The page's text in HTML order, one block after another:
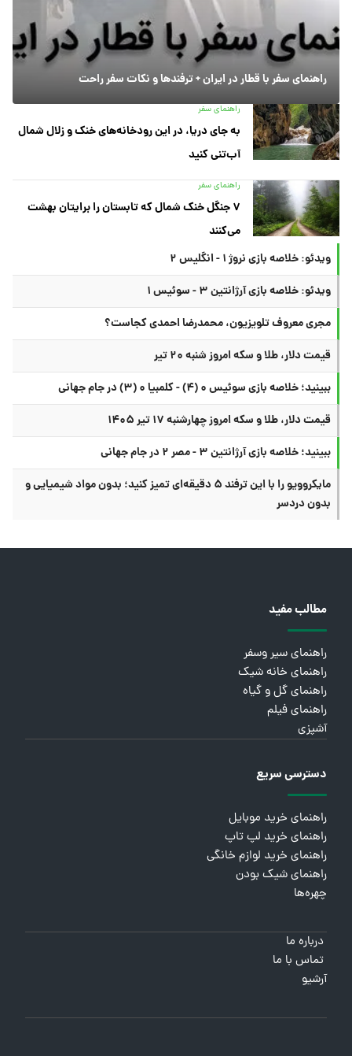
راهنمای سفر با قطار در ایران + ترفندها و نکات سفر راحت
راهنمای سفر
به جای دریا، در این رودخانه‌های خنک و زلال شمال
آب‌تنی کنید
راهنمای سفر
۷ جنگل خنک شمال که تابستان را برایتان بهشت
می‌کنند
ویدئو: خلاصه بازی نروژ ۱ - انگلیس ۲
ویدئو: خلاصه بازی آرژانتین ۳ - سوئیس ۱
مجری معروف تلویزیون، محمدرضا احمدی کجاست؟
قیمت دلار، طلا و سکه امروز شنبه ۲۰ تیر
ببینید؛ خلاصه بازی سوئیس ۰ (۴) - کلمبیا ۰ (۳) در جام جهانی
قیمت دلار، طلا و سکه امروز چهارشنبه ۱۷ تیر ۱۴۰۵
ببینید؛ خلاصه بازی آرژانتین ۳ - مصر ۲ در جام جهانی
مایکروویو را با این ترفند ۵ دقیقه‌ای تمیز کنید؛ بدون مواد شیمیایی و
بدون دردسر
مطالب مفید
راهنمای سیر وسفر
راهنمای خانه شیک
راهنمای گل و گیاه
راهنمای فیلم
آشپزی
دسترسی سریع
راهنمای خرید موبایل
راهنمای خرید لپ تاپ
راهنمای خرید لوازم خانگی
راهنمای شیک بودن
چهره‌ها
درباره ما
تماس با ما
آرشیو